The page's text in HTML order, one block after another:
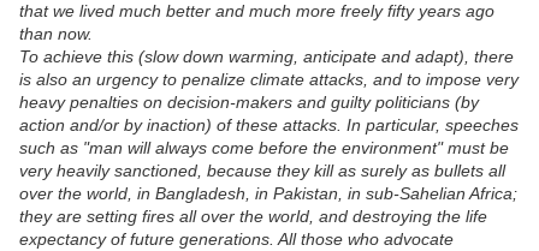
that we lived much better and much more freely fifty years ago
than now.
To achieve this (slow down warming, anticipate and adapt), there
is also an urgency to penalize climate attacks, and to impose very
heavy penalties on decision-makers and guilty politicians (by
action and/or by inaction) of these attacks. In particular, speeches
such as "man will always come before the environment" must be
very heavily sanctioned, because they kill as surely as bullets all
over the world, in Bangladesh, in Pakistan, in sub-Sahelian Africa;
they are setting fires all over the world, and destroying the life
expectancy of future generations. All those who advocate